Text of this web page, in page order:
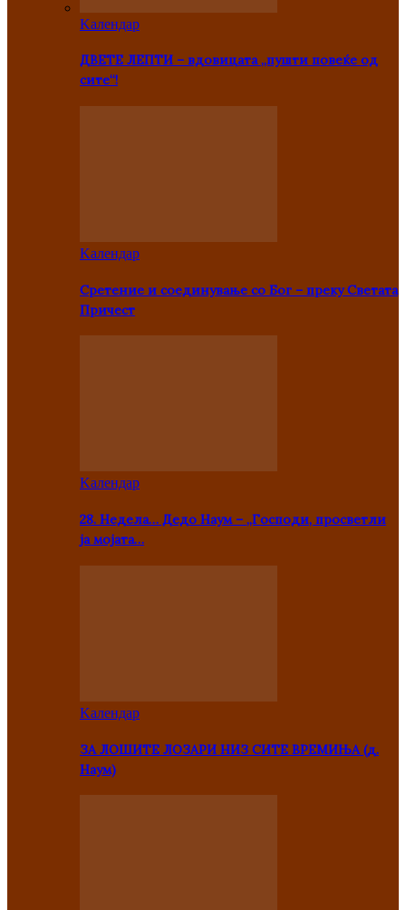
Kалендар
ДВЕТЕ ЛЕПТИ – вдовицата „пушти повеќе од
сите“!
Kалендар
Сретение и соединување со Бог – преку Светата
Причест
Kалендар
28. Недела… Дедо Наум – „Господи, просветли
ја мојата…
Kалендар
ЗА ЛОШИТЕ ЛОЗАРИ НИЗ СИТЕ ВРЕМИЊА (д.
Наум)